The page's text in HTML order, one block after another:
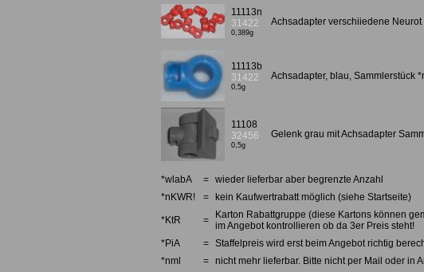
11113n
31422
0,389g
Achsadapter verschiiedene Neurot
11113b
31422
0,5g
Achsadapter, blau, Sammlerstück
11108
32456
0,5g
Gelenk grau mit Achsadapter
*wlabA = wieder lieferbar aber begrenzte Anzahl
*nKWR!
= kein Kaufwertrabatt möglich (siehe Startseite)
*KtR =
Karton Rabattgruppe (diese Kartons können
im Angebot kontrollieren ob da 3er Preis steht!
*PiA
= Staffelpreis wird erst beim Angebot richtig
*nml
= nicht mehr lieferbar. Bitte nicht per Mail oder in